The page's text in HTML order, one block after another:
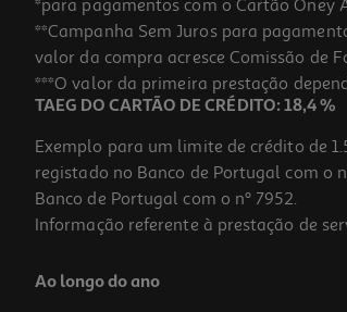
19.99 €/un
*para pagamentos com o Cartão Oney
**Campanha Sem Juros para
valor da compra acresce Comissão de
***O valor da primeira prestação
TAEG DO CARTÃO DE CRÉDITO: 18,4 %
Exemplo para um limite de crédito de
registado no Banco de Portugal com o
Banco de Portugal com o nº 7952.
Informação referente à prestação de
Ao longo do ano